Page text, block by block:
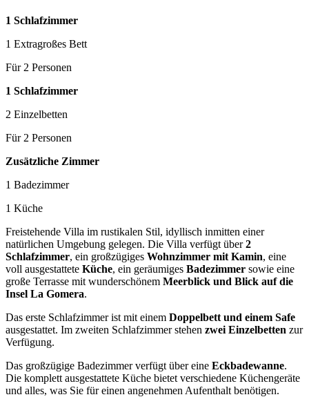
1 Schlafzimmer
1 Extragroßes Bett
Für 2 Personen
1 Schlafzimmer
2 Einzelbetten
Für 2 Personen
Zusätzliche Zimmer
1 Badezimmer
1 Küche
Freistehende Villa im rustikalen Stil, idyllisch inmitten einer
natürlichen Umgebung gelegen. Die Villa verfügt über2
Schlafzimmer, ein großzügiges Wohnzimmer mit Kamin, eine
voll ausgestattete Küche, ein geräumiges Badezimmer sowie eine
große Terrasse mit wunderschönem Meerblick und Blick auf die
Insel La Gomera.
Das erste Schlafzimmer ist mit einem Doppelbett und einem Safe
ausgestattet. Im zweiten Schlafzimmer stehen zwei Einzelbetten zur
Verfügung.
Das großzügige Badezimmer verfügt über eine Eckbadewanne.
Die komplett ausgestattete Küche bietet verschiedene Küchengeräte
und alles, was Sie für einen angenehmen Aufenthalt benötigen.